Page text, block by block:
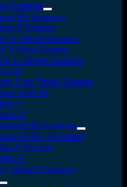
Kameras
RF Kameras
Z Kamera
E Mount Kamera
X-Serie Kamera
L-Mount Kameras
M
Four Thirds Kamera
EOS M
1
Q
EF/EF-S Kamera
F Kamera
K
Alpha A Kamera